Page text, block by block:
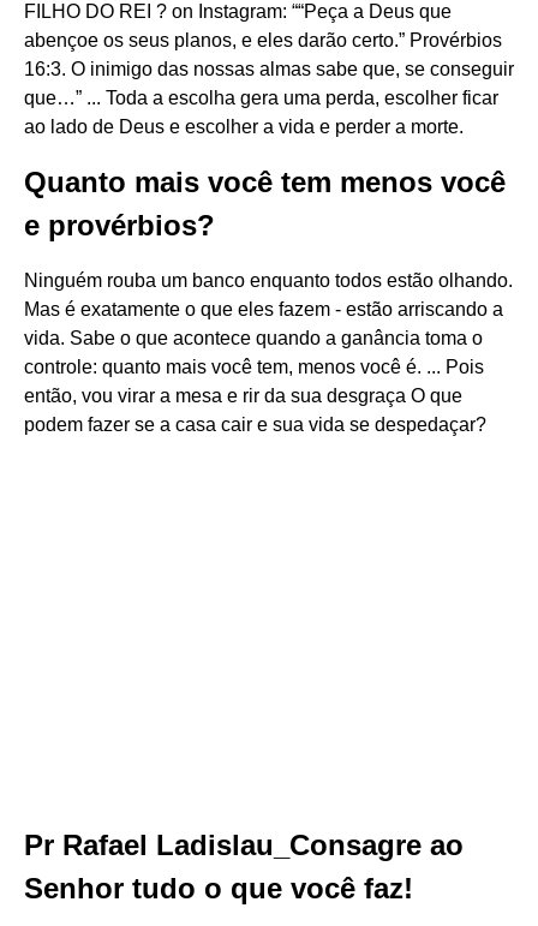
FILHO DO REI ? on Instagram: ““Peça a Deus que
abençoe os seus planos, e eles darão certo.” ‭‭Provérbios‬
‭16:3. O inimigo das nossas almas sabe que, se conseguir
que…” ... Toda a escolha gera uma perda, escolher ficar
ao lado de Deus e escolher a vida e perder a morte.
Quanto mais você tem menos você
e provérbios?
Ninguém rouba um banco enquanto todos estão olhando.
Mas é exatamente o que eles fazem - estão arriscando a
vida. Sabe o que acontece quando a ganância toma o
controle: quanto mais você tem, menos você é. ... Pois
então, vou virar a mesa e rir da sua desgraça O que
podem fazer se a casa cair e sua vida se despedaçar?
Pr Rafael Ladislau_Consagre ao
Senhor tudo o que você faz!